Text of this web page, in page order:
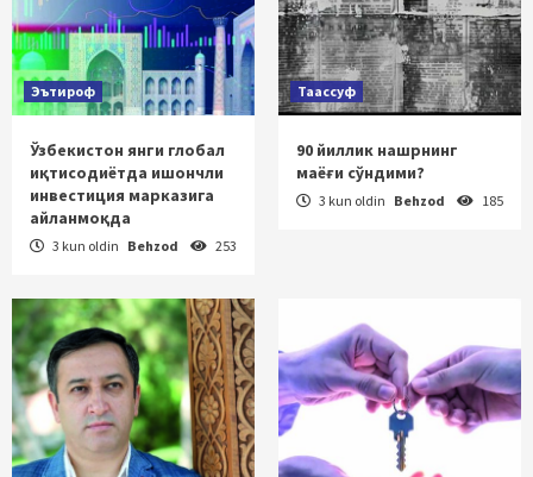
Эътироф
Ўзбекистон янги глобал
иқтисодиётда ишончли
инвестиция марказига
айланмоқда
3 kun oldin Behzod 253
Таассуф
90 йиллик нашрнинг
маёғи сўндими?
3 kun oldin Behzod 185